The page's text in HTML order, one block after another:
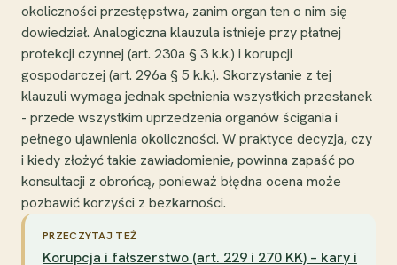
okoliczności przestępstwa, zanim organ ten o nim się
dowiedział. Analogiczna klauzula istnieje przy płatnej
protekcji czynnej (art. 230a § 3 k.k.) i korupcji
gospodarczej (art. 296a § 5 k.k.). Skorzystanie z tej
klauzuli wymaga jednak spełnienia wszystkich przesłanek
- przede wszystkim uprzedzenia organów ścigania i
pełnego ujawnienia okoliczności. W praktyce decyzja, czy
i kiedy złożyć takie zawiadomienie, powinna zapaść po
konsultacji z obrońcą, ponieważ błędna ocena może
pozbawić korzyści z bezkarności.
PRZECZYTAJ TEŻ
Korupcja i fałszerstwo (art. 229 i 270 KK) – kary i